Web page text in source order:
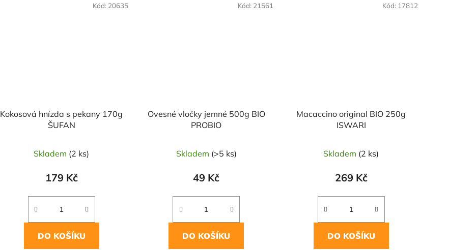
Kokosová hnízda s pekany 170g
ŠUFAN
Skladem (2 ks)
179 Kč
DO KOŠÍKU
Kód: 20635
Ovesné vločky jemné 500g BIO
PROBIO
Skladem (>5 ks)
49 Kč
DO KOŠÍKU
Kód: 21561
Macaccino original BIO 250g
ISWARI
Skladem (2 ks)
269 Kč
DO KOŠÍKU
Kód: 17812